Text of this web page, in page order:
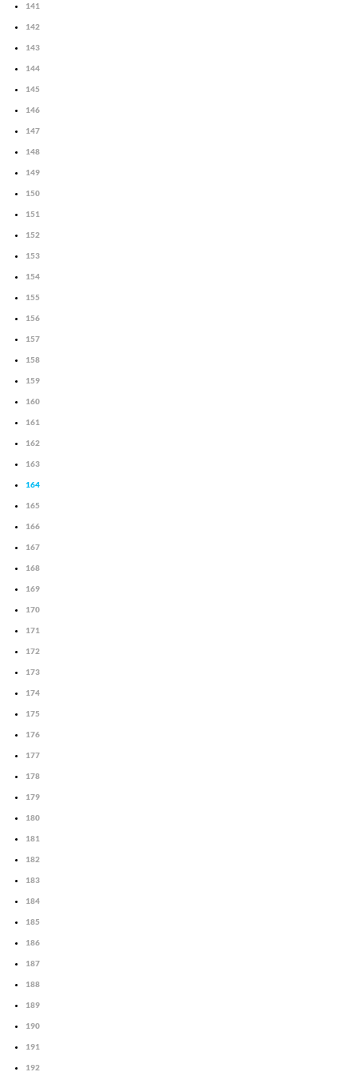
141
142
143
144
145
146
147
148
149
150
151
152
153
154
155
156
157
158
159
160
161
162
163
164
165
166
167
168
169
170
171
172
173
174
175
176
177
178
179
180
181
182
183
184
185
186
187
188
189
190
191
192